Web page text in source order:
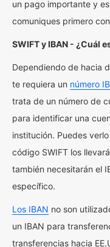
un pago importante y
comuniques primero
SWIFT y IBAN - ¿Cuál
Dependiendo de hacia
te requiera un número
trata de un número de
para identificar una
institución. Puedes
código SWIFT los
también necesitarán el
específico.
Los IBAN no son
un IBAN para
transferencias hacia